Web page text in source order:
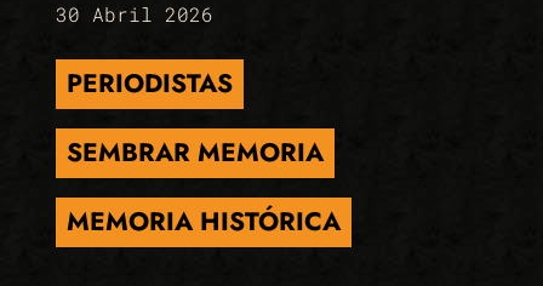
30 Abril 2026
PERIODISTAS
SEMBRAR MEMORIA
MEMORIA HISTÓRICA